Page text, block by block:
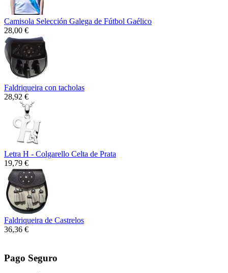
Camisola Selección Galega de Fútbol Gaélico
28,00 €
Faldriqueira con tacholas
28,92 €
Letra H - Colgarello Celta de Prata
19,79 €
Faldriqueira de Castrelos
36,36 €
Pago Seguro